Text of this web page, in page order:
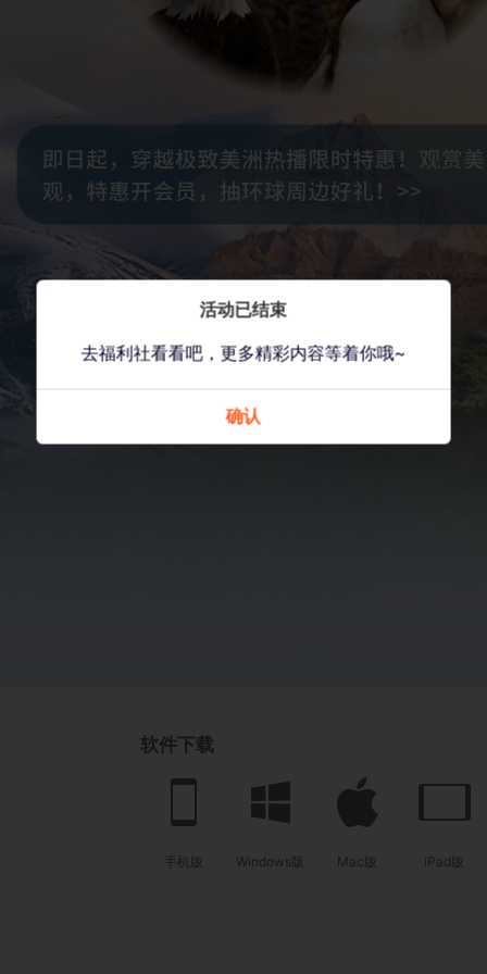
软件下载
手机版 Windows版 Mac版 iPad版
活动已结束
去福利社看看吧，更多精彩内容等着你哦~
确认